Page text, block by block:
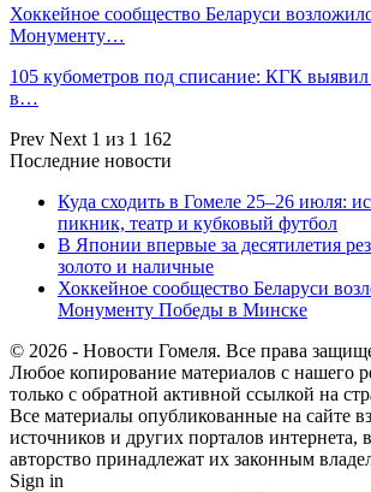
Хоккейное сообщество Беларуси
Монументу…
105 кубометров под списание: КГК
в…
Prev Next 1 из 1 162
Последние новости
Куда сходить в Гомеле 25–26 июля:
пикник, театр и кубковый футбол
В Японии впервые за десятилетия
золото и наличные
Хоккейное сообщество Беларуси
Монументу Победы в Минске
© 2026 - Новости Гомеля. Все права
Любое копирование материалов с нашего
только с обратной активной ссылкой на
Все материалы опубликованные на сайте
источников и других порталов интернета,
авторство принадлежат их законным
Sign in